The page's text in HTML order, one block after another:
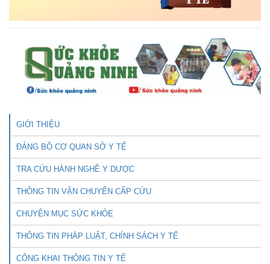
GIỚI THIỆU
ĐẢNG BỘ CƠ QUAN SỞ Y TẾ
TRA CỨU HÀNH NGHỀ Y DƯỢC
THÔNG TIN VẬN CHUYỂN CẤP CỨU
CHUYÊN MỤC SỨC KHỎE
THÔNG TIN PHÁP LUẬT, CHÍNH SÁCH Y TẾ
CÔNG KHAI THÔNG TIN Y TẾ